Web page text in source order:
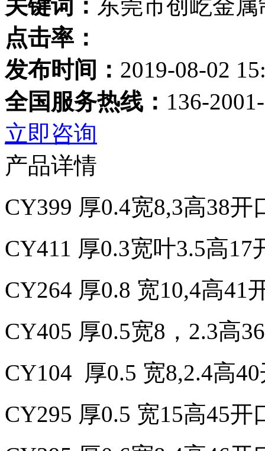
关键词： 东莞市创屹金
点击率：
发布时间： 2019-08-02
全国服务热线： 136-
立即咨询
产品详情
CY399 厚0.4宽8,3高38开
CY411 厚0.3宽叶3.5高
CY264 厚0.8 宽10,4高41
CY405 厚0.5宽8，2.3高
CY104 厚0.5 宽8,2.4高
CY295 厚0.5 宽15高45开